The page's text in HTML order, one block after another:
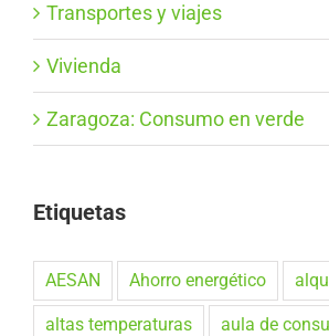
Transportes y viajes
Vivienda
Zaragoza: Consumo en verde
Etiquetas
AESAN Ahorro energético
altas temperaturas aula de